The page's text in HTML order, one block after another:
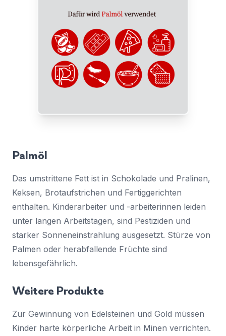
Palmöl
Das umstrittene Fett ist in Schokolade und Pralinen,
Keksen, Brotaufstrichen und Fertiggerichten
enthalten. Kinderarbeiter und -arbeiterinnen leiden
unter langen Arbeitstagen, sind Pestiziden und
starker Sonneneinstrahlung ausgesetzt. Stürze von
Palmen oder herabfallende Früchte sind
lebensgefährlich.
Weitere Produkte
Zur Gewinnung von Edelsteinen und Gold müssen
Kinder harte körperliche Arbeit in Minen verrichten.